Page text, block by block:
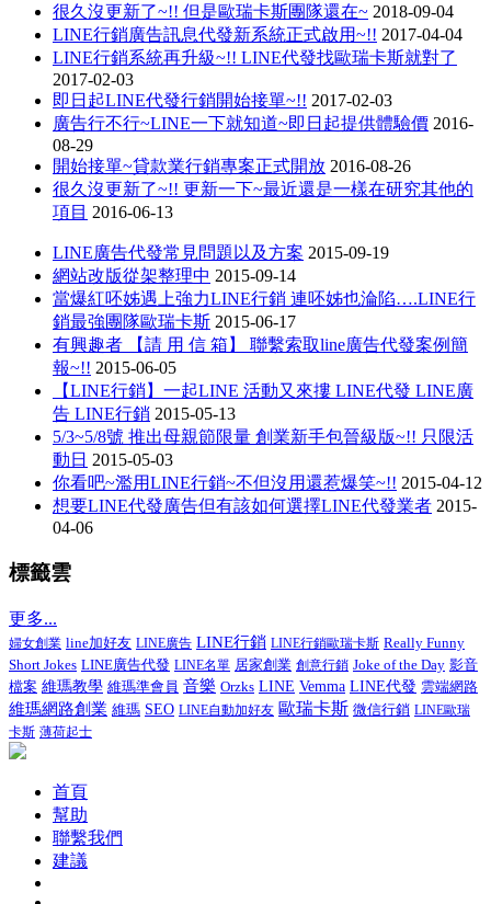
很久沒更新了~!! 但是歐瑞卡斯團隊還在~ 2018-09-04
LINE行銷廣告訊息代發新系統正式啟用~!! 2017-04-04
LINE行銷系統再升級~!! LINE代發找歐瑞卡斯就對了
2017-02-03
即日起LINE代發行銷開始接單~!! 2017-02-03
廣告行不行~LINE一下就知道~即日起提供體驗價 2016-
08-29
開始接單~貸款業行銷專案正式開放 2016-08-26
很久沒更新了~!! 更新一下~最近還是一樣在研究其他的
項目 2016-06-13
LINE廣告代發常見問題以及方案 2015-09-19
網站改版從架整理中 2015-09-14
當爆紅呸姊遇上強力LINE行銷 連呸姊也淪陷….LINE行
銷最強團隊歐瑞卡斯 2015-06-17
有興趣者 【請 用 信 箱】 聯繫索取line廣告代發案例簡
報~!! 2015-06-05
【LINE行銷】一起LINE 活動又來摟 LINE代發 LINE廣
告 LINE行銷 2015-05-13
5/3~5/8號 推出母親節限量 創業新手包晉級版~!! 只限活
動日 2015-05-03
你看吧~濫用LINE行銷~不但沒用還惹爆笑~!! 2015-04-12
想要LINE代發廣告但有該如何選擇LINE代發業者 2015-
04-06
標籤雲
更多...
婦女創業 line加好友 LINE廣告 LINE行銷 LINE行銷歐瑞卡斯 Really Funny
Short Jokes LINE廣告代發 LINE名單 居家創業 創意行銷 Joke of the Day 影音
檔案 維瑪教學 維瑪準會員 音樂 Orzks LINE Vemma LINE代發 雲端網路
維瑪網路創業 維瑪 SEO LINE自動加好友 歐瑞卡斯 微信行銷 LINE歐瑞
卡斯 薄荷起士
首頁
幫助
聯繫我們
建議